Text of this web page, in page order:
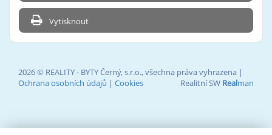
Vytisknout
2026 © REALITY - BYTY Černý, s.r.o., všechna práva vyhrazena |
Ochrana osobních údajů | Cookies Realitní SW Realman